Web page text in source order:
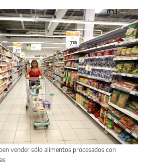
vender sólo alimentos procesados con